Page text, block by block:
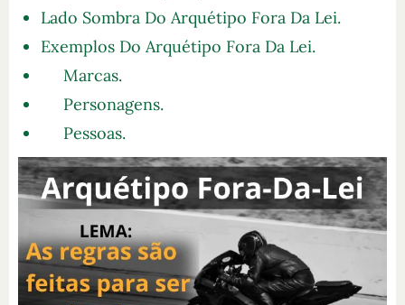
Lado Sombra Do Arquétipo Fora Da Lei.
Exemplos Do Arquétipo Fora Da Lei.
Marcas.
Personagens.
Pessoas.